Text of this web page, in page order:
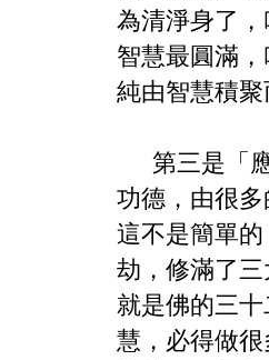
為清淨身了
智慧最圓滿
純由智慧積
第三是「
功德，由很
這不是簡單
劫，修滿了
就是佛的三
慧，必得做